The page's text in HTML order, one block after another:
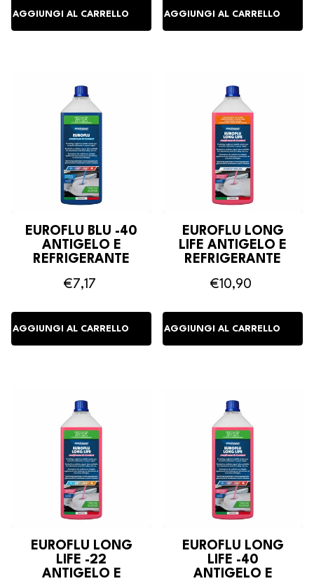
EUROFLU BLU -40
ANTIGELO E
REFRIGERANTE
€7,17
EUROFLU LONG
LIFE ANTIGELO E
REFRIGERANTE
€10,90
EUROFLU LONG
LIFE -22
ANTIGELO E
EUROFLU LONG
LIFE -40
ANTIGELO E